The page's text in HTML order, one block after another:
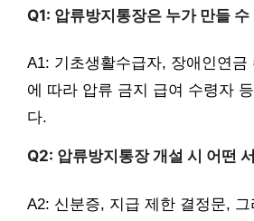
Q1: 압류방지통장은 누가 만들 수
A1: 기초생활수급자, 장애인연금
에 따라 압류 금지 급여 수령자
다.
Q2: 압류방지통장 개설 시 어떤
A2: 신분증, 지급 제한 결정문,